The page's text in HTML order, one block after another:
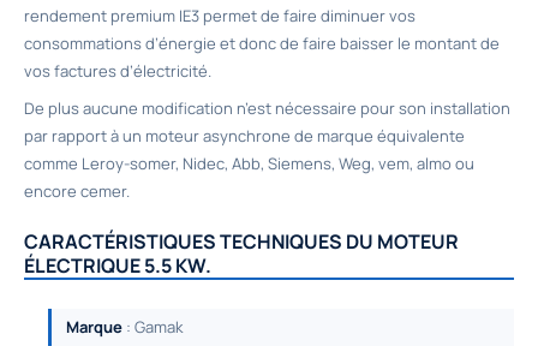
rendement premium IE3 permet de faire diminuer vos
consommations d’énergie et donc de faire baisser le montant de
vos factures d’électricité.
De plus aucune modification n’est nécessaire pour son installation
par rapport à un moteur asynchrone de marque équivalente
comme Leroy-somer, Nidec, Abb, Siemens, Weg, vem, almo ou
encore cemer.
CARACTÉRISTIQUES TECHNIQUES DU MOTEUR
ÉLECTRIQUE 5.5 KW.
Marque : Gamak